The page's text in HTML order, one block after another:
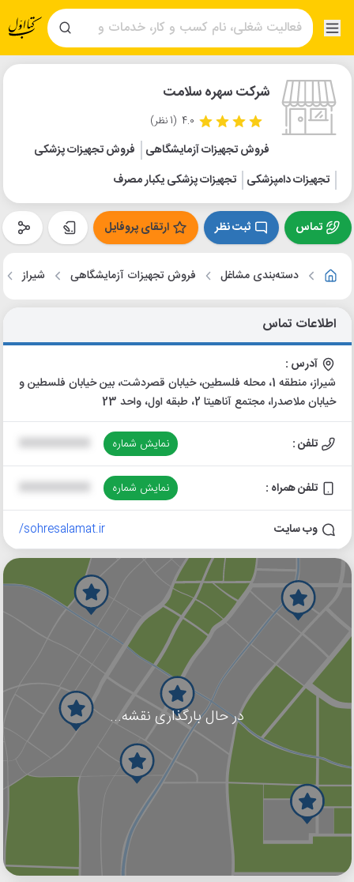
شرکت سهره سلامت
4.0 (1 نظر)
فروش تجهیزات آزمایشگاهی
فروش تجهیزات پزشکی
تجهیزات دامپزشکی
تجهیزات پزشکی یکبار مصرف
تماس ثبت نظر ارتقای پروفایل
دسته‌بندی مشاغل فروش تجهیزات آزمایشگاهی شیراز
اطلاعات تماس
آدرس :
شیراز، منطقه 1، محله فلسطین، خیابان قصردشت، بین خیابان فلسطین و
خیابان ملاصدرا، مجتمع آناهیتا 2، طبقه اول، واحد 23
تلفن : نمایش شماره
تلفن همراه : نمایش شماره
وب سایت sohresalamat.ir/
در حال بارگذاری نقشه...
گوگل